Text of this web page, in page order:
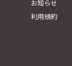
お知らせ
利用規約